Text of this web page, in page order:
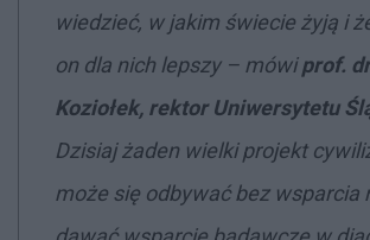
wiedzieć, w jakim świecie żyją i
on dla nich lepszy – mówiprof.
Koziołek, rektor Uniwersytetu
Dzisiaj żaden wielki projekt
może się odbywać bez wsparcia